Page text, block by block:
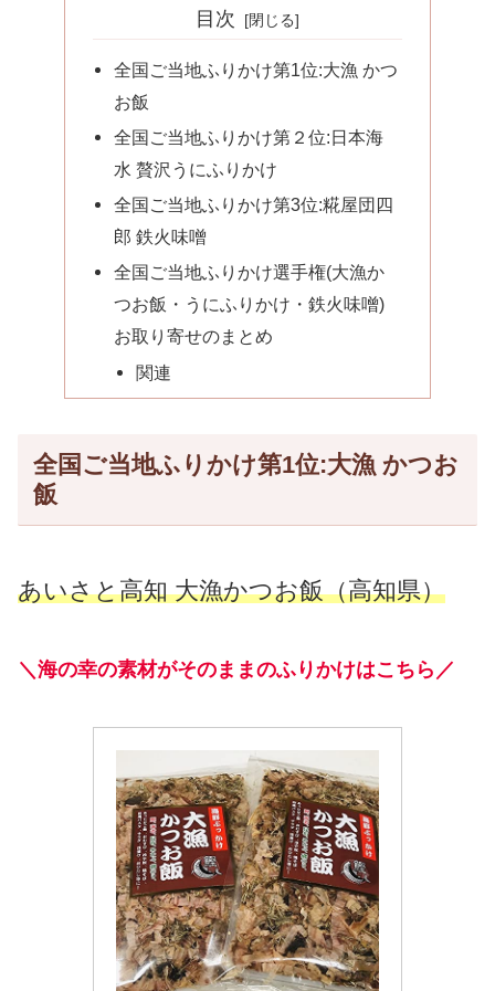
目次
全国ご当地ふりかけ第1位:大漁 かつ
お飯
全国ご当地ふりかけ第２位:日本海
水 贅沢うにふりかけ
全国ご当地ふりかけ第3位:糀屋団四
郎 鉄火味噌
全国ご当地ふりかけ選手権(大漁か
つお飯・うにふりかけ・鉄火味噌)
お取り寄せのまとめ
関連
全国ご当地ふりかけ第1位:大漁 かつお
飯
あいさと高知 大漁かつお飯（高知県）
＼海の幸の素材がそのままのふりかけはこちら／